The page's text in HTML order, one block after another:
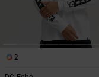
2